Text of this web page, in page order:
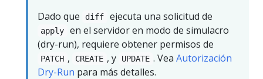
Dado que
diff ejecuta una solicitud de
apply
en el servidor en modo de simulacro
(dry-run), requiere obtener permisos de
PATCH , CREATE , y UPDATE . Vea Autorización
Dry-Run para más detalles.